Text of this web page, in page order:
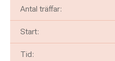
Antal träffar:
Start:
Tid: